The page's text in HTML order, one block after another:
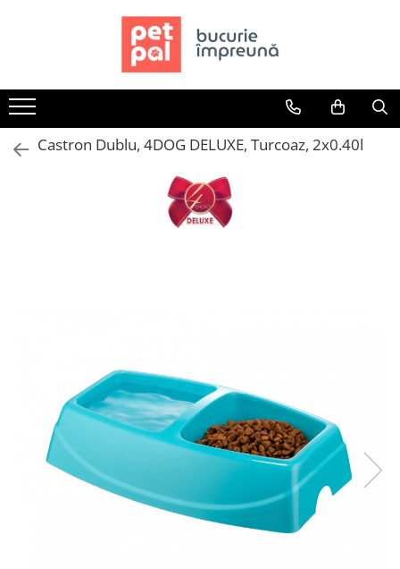
Câini
Hrană Uscată Câini
Câine Junior
Recompense Câini
Piele Presată
Proteice
Cremoase
Semi-umede
Castron Dublu, 4DOG DELUXE, Turcoaz, 2x0.40l